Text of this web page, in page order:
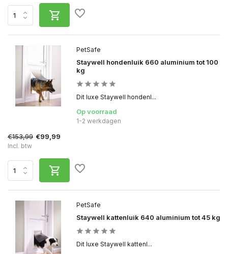
PetSafe
Staywell kattenluik 640 aluminium tot 45 kg
Dit luxe Staywell kattenl...
PetSafe
Staywell hondenluik 660 aluminium tot 100
kg
Dit luxe Staywell hondenl...
Op voorraad
1-2 werkdagen
€153,99 €99,99
Incl. btw